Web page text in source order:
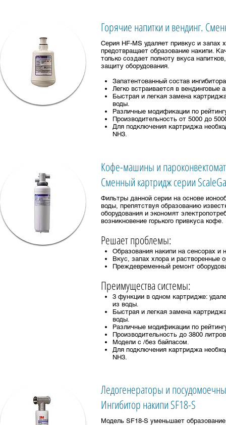
Горячие напитки и вендинг.
Серия HF-MS удаляет привкус и запах
предотвращает образование накипи.
только создает полноту вкуса
защиту оборудования.
Запатентованный состав
Легко встраивается в
Быстрая и легкая замена
воды.
Различные модификации по
Производительность от 5000 до
Для подключения картриджа
NH3.
Кофе-машины и
Сменный картридж серии
Фильтры данной серии на основе
воды, препятствуя образованию
оборудования и экономят
возникновение горького привкуса кофе.
Решает проблемы:
Образования накипи на сенсорах и
Вкус, запах хлора и растворенные
Преждевременный ремонт
Преимущества системы:
3 функции в одном картридже:
из воды.
Быстрая и легкая замена
воды.
Различные модификации по
Производительность до 3800
Модели с /без байпасом.
Для подключения картриджа
NH3.
Ледогенераторы и
Ингибитор накипи SF18-S
Модель SF18-S уменьшает